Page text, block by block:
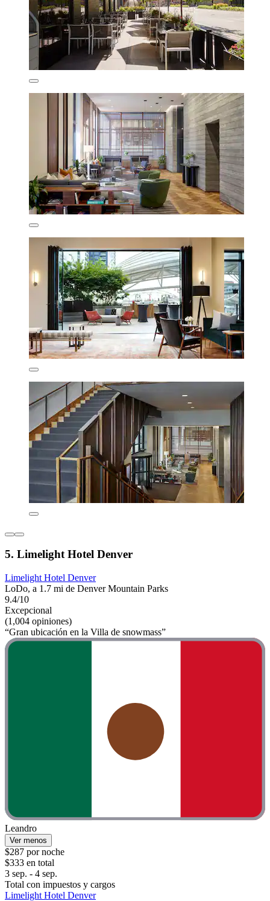
5. Limelight Hotel Denver
Limelight Hotel Denver
LoDo, a 1.7 mi de Denver Mountain Parks
9.4/10
Excepcional
(1,004 opiniones)
“Gran ubicación en la Villa de snowmass”
Leandro
Ver menos
$287 por noche
$333 en total
3 sep. - 4 sep.
Total con impuestos y cargos
Limelight Hotel Denver